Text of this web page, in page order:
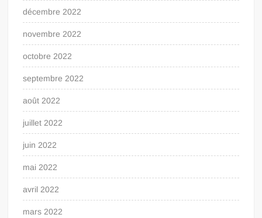
décembre 2022
novembre 2022
octobre 2022
septembre 2022
août 2022
juillet 2022
juin 2022
mai 2022
avril 2022
mars 2022